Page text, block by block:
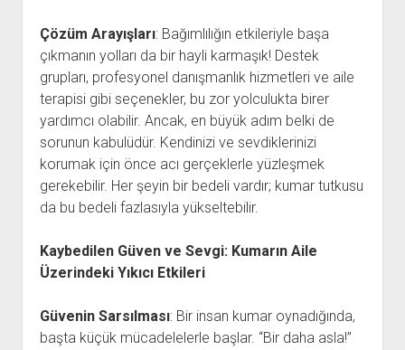
Çözüm Arayışları: Bağımlılığın etkileriyle başa
çıkmanın yolları da bir hayli karmaşık! Destek
grupları, profesyonel danışmanlık hizmetleri ve aile
terapisi gibi seçenekler, bu zor yolculukta birer
yardımcı olabilir. Ancak, en büyük adım belki de
sorunun kabulüdür. Kendinizi ve sevdiklerinizi
korumak için önce acı gerçeklerle yüzleşmek
gerekebilir. Her şeyin bir bedeli vardır; kumar tutkusu
da bu bedeli fazlasıyla yükseltebilir.
Kaybedilen Güven ve Sevgi: Kumarın Aile
Üzerindeki Yıkıcı Etkileri
Güvenin Sarsılması: Bir insan kumar oynadığında,
başta küçük mücadelelerle başlar. “Bir daha asla!”